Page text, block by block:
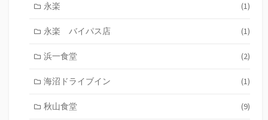
永楽 (1)
永楽 バイパス店 (1)
浜一食堂 (2)
海沼ドライブイン (1)
秋山食堂 (9)